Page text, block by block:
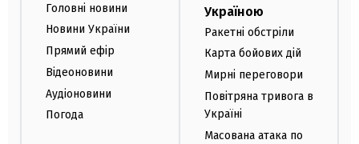
Головні новини
Новини України
Прямий ефір
Відеоновини
Аудіоновини
Погода
Україною
Ракетні обстріли
Карта бойових дій
Мирні переговори
Повітряна тривога в
Україні
Масована атака по